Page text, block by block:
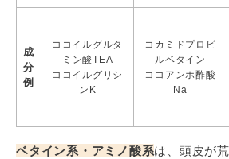
成
分
例
ココイルグルタ
ミン酸TEA
ココイルグリシ
ンK
コカミドプロピ
ルベタイン
ココアンホ酢酸
Na
ベタイン系・アミノ酸系は、頭皮が